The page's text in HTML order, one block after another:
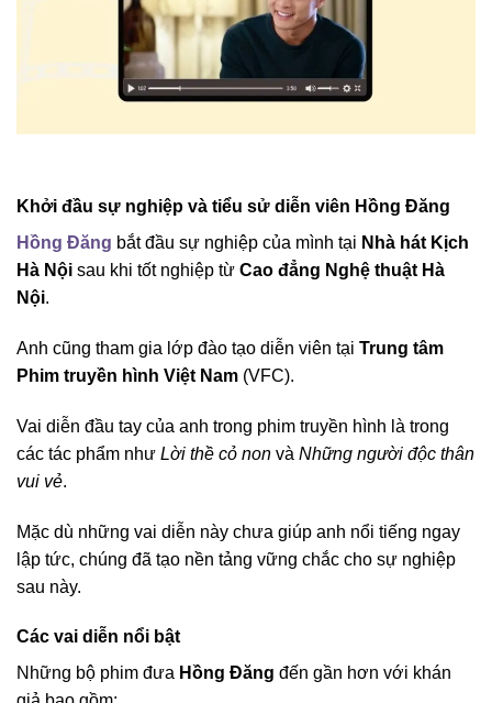
Khởi đầu sự nghiệp và tiểu sử diễn viên Hồng Đăng
Hồng Đăng bắt đầu sự nghiệp của mình tại Nhà hát Kịch
Hà Nội sau khi tốt nghiệp từ Cao đẳng Nghệ thuật Hà
Nội.
Anh cũng tham gia lớp đào tạo diễn viên tại Trung tâm
Phim truyền hình Việt Nam (VFC).
Vai diễn đầu tay của anh trong phim truyền hình là trong
các tác phẩm như Lời thề cỏ non và Những người độc thân
vui vẻ.
Mặc dù những vai diễn này chưa giúp anh nổi tiếng ngay
lập tức, chúng đã tạo nền tảng vững chắc cho sự nghiệp
sau này.
Các vai diễn nổi bật
Những bộ phim đưa Hồng Đăng đến gần hơn với khán